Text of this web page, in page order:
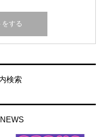
検索